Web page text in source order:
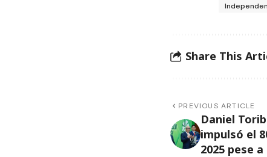
Share This
PREVIOUS ARTICLE
Daniel
impulsó el
2025 pese